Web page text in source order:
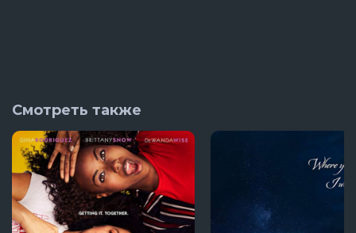
Смотреть также